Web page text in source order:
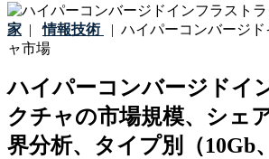
家 | 情報技術 | ハイパーコンバージ
ャ市場
ハイパーコンバージドイ
クチャの市場規模、シェ
界分析、タイプ別（10Gb